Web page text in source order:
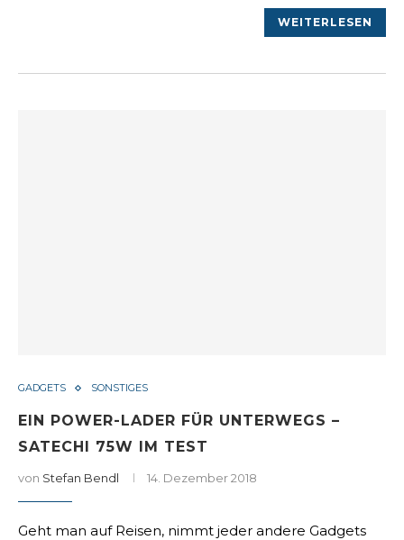
WEITERLESEN
GADGETS SONSTIGES
EIN POWER-LADER FÜR UNTERWEGS –
SATECHI 75W IM TEST
von Stefan Bendl 14. Dezember 2018
Geht man auf Reisen, nimmt jeder andere Gadgets